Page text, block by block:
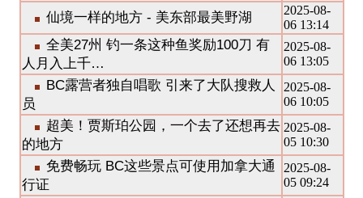
仙境一样的地方 - 美东部最美野湖
2025-08-
06 13:14
全美27州 钓一条这种鱼奖励100刀 有
人月入上千…
2025-08-
06 13:05
BC露营者独自唱歌 引来了大队搜救人
员
2025-08-
06 10:05
超美！贾斯珀公园，一个去了还想再去
的地方
2025-08-
05 10:30
免费畅玩 BC这些景点可使用加拿大通
行证
2025-08-
05 09:24